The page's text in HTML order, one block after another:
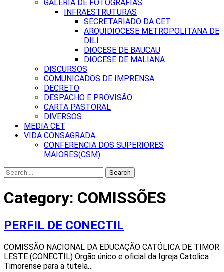
GALERIA DE FOTOGRAFIAS
INFRAESTRUTURAS
SECRETARIADO DA CET
ARQUIDIOCESE METROPOLITANA DE
DILI
DIOCESE DE BAUCAU
DIOCESE DE MALIANA
DISCURSOS
COMUNICADOS DE IMPRENSA
DECRETO
DESPACHO E PROVISÃO
CARTA PASTORAL
DIVERSOS
MEDIA CET
VIDA CONSAGRADA
CONFERENCIA DOS SUPERIORES
MAIORES(CSM)
Search
for:
Category: COMISSÕES
PERFIL DE CONECTIL
COMISSÃO NACIONAL DA EDUCAÇÃO CATÓLICA DE TIMOR
LESTE (CONECTIL) Orgão único e oficial da Igreja Catolica
Timorense para a tutela…